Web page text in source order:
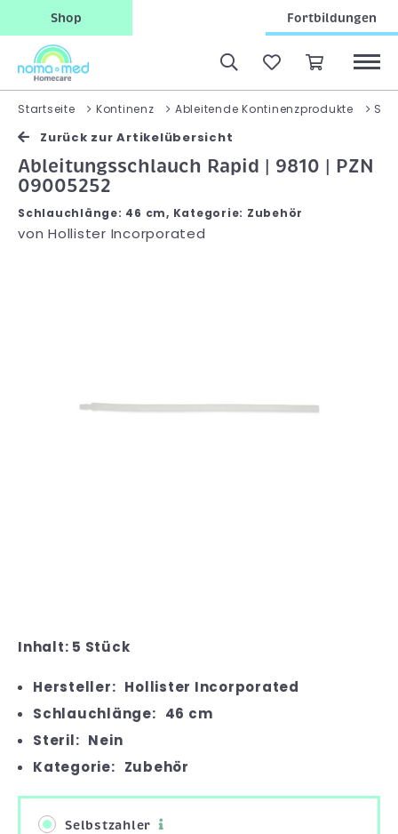
Shop Fortbildungen
Startseite Kontinenz Ableitende Kontinenzprodukte
Zurück zur Artikelübersicht
Ableitungsschlauch Rapid | 9810 | PZN
09005252
Schlauchlänge: 46 cm, Kategorie: Zubehör
von Hollister Incorporated
Inhalt: 5 Stück
Hersteller: Hollister Incorporated
Schlauchlänge: 46 cm
Steril: Nein
Kategorie: Zubehör
Selbstzahler